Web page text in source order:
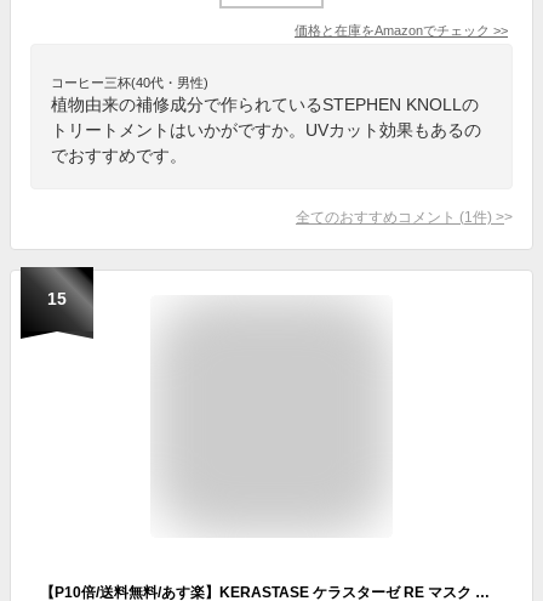
価格と在庫をAmazonでチェック >>
コーヒー三杯(40代・男性)
植物由来の補修成分で作られているSTEPHEN KNOLLの
トリートメントはいかがですか。UVカット効果もあるの
でおすすめです。
全てのおすすめコメント (1 件) >
15
【P10倍/送料無料/あす楽】KERASTASE ケラスターゼ RE マスク ド フォルス 200g ダメージ毛 ヘアトリートメント カラー パーマ 高品質 プレゼント おすすめ レジスタンス 緑 グリーン